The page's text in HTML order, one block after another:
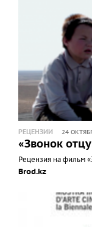
РЕЦЕНЗИИ 24
«Звонок
Рецензия на фильм
Brod.kz